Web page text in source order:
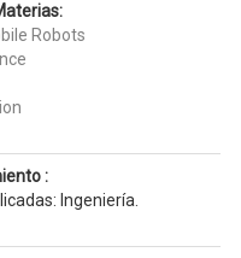
Robots
:
Ingeniería.